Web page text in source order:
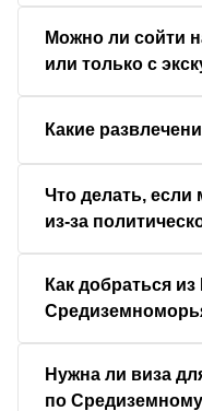
Можно ли сойти
или только с
Какие
Что делать, если
из-за
Как добраться
Нужна ли виза
по